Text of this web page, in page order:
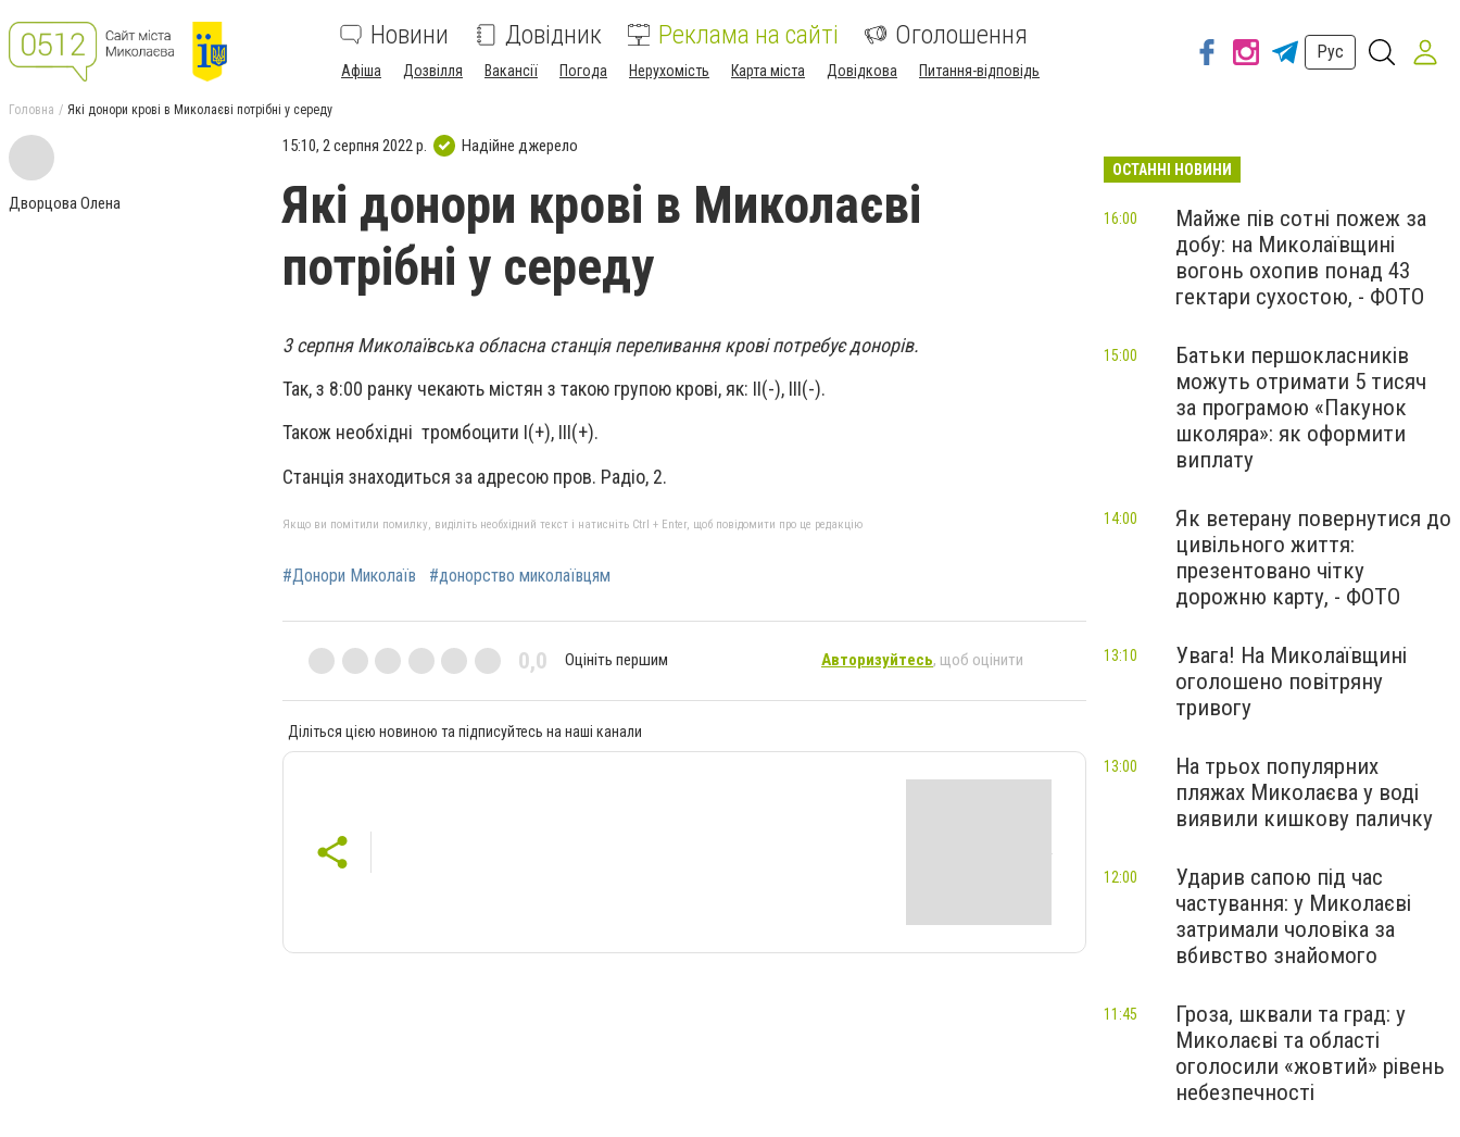
Новини Довідник Реклама на сайті Оголошення
Афіша Дозвілля Вакансії Погода Нерухомість Карта міста Довідкова Питання-відповідь
Рус
Головна Які донори крові в Миколаєві потрібні у середу
Дворцова Олена
15:10, 2 серпня 2022 р. Надійне джерело
Які донори крові в Миколаєві
потрібні у середу
3 серпня Миколаївська обласна станція переливання крові потребує донорів.
Так, з 8:00 ранку чекають містян з такою групою крові, як: II(-), III(-).
Також необхідні тромбоцити I(+), III(+).
Станція знаходиться за адресою пров. Радіо, 2.
Якщо ви помітили помилку, виділіть необхідний текст і натисніть Ctrl + Enter, щоб повідомити про це редакцію
#Донори Миколаїв #донорство миколаївцям
0,0 Оцініть першим Авторизуйтесь, щоб оцінити
Діліться цією новиною та підписуйтесь на наші канали
ОСТАННІ НОВИНИ
Майже пів сотні пожеж за
добу: на Миколаївщині
вогонь охопив понад 43
гектари сухостою, - ФОТО
16:00
Батьки першокласників
можуть отримати 5 тисяч
за програмою «Пакунок
школяра»: як оформити
виплату
15:00
Як ветерану повернутися до
цивільного життя:
презентовано чітку
дорожню карту, - ФОТО
14:00
Увага! На Миколаївщині
оголошено повітряну
тривогу
13:10
На трьох популярних
пляжах Миколаєва у воді
виявили кишкову паличку
13:00
Ударив сапою під час
частування: у Миколаєві
затримали чоловіка за
вбивство знайомого
12:00
Гроза, шквали та град: у
Миколаєві та області
оголосили «жовтий» рівень
небезпечності
11:45